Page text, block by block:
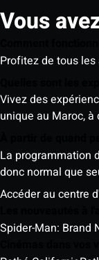
Vous
Profitez de tous
Vivez des
unique au Maroc,
La programmation
donc normal que
Accéder au centre
Spider-Man: Brand